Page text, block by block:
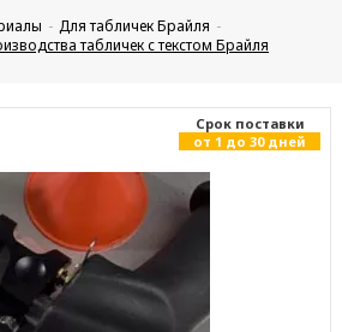
Для табличек Брайля
табличек с текстом Брайля
Cрок поставки
от 1 до 30 дней